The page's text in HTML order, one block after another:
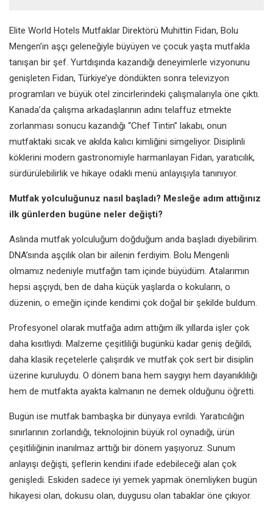
Elite World Hotels Mutfaklar Direktörü Muhittin Fidan, Bolu
Mengen’in aşçı geleneğiyle büyüyen ve çocuk yaşta mutfakla
tanışan bir şef. Yurtdışında kazandığı deneyimlerle vizyonunu
genişleten Fidan, Türkiye’ye döndükten sonra televizyon
programları ve büyük otel zincirlerindeki çalışmalarıyla öne çıktı.
Kanada’da çalışma arkadaşlarının adını telaffuz etmekte
zorlanması sonucu kazandığı “Chef Tintin” lakabı, onun
mutfaktaki sıcak ve akılda kalıcı kimliğini simgeliyor. Disiplinli
köklerini modern gastronomiyle harmanlayan Fidan, yaratıcılık,
sürdürülebilirlik ve hikaye odaklı menü anlayışıyla tanınıyor.
Mutfak yolculuğunuz nasıl başladı? Mesleğe adım attığınız
ilk günlerden bugüne neler değişti?
Aslında mutfak yolculuğum doğduğum anda başladı diyebilirim.
DNA’sında aşçılık olan bir ailenin ferdiyim. Bolu Mengenli
olmamız nedeniyle mutfağın tam içinde büyüdüm. Atalarımın
hepsi aşçıydı, ben de daha küçük yaşlarda o kokuların, o
düzenin, o emeğin içinde kendimi çok doğal bir şekilde buldum.
Profesyonel olarak mutfağa adım attığım ilk yıllarda işler çok
daha kısıtlıydı. Malzeme çeşitliliği bugünkü kadar geniş değildi,
daha klasik reçetelerle çalışırdık ve mutfak çok sert bir disiplin
üzerine kuruluydu. O dönem bana hem saygıyı hem dayanıklılığı
hem de mutfakta ayakta kalmanın ne demek olduğunu öğretti.
Bugün ise mutfak bambaşka bir dünyaya evrildi. Yaratıcılığın
sınırlarının zorlandığı, teknolojinin büyük rol oynadığı, ürün
çeşitliliğinin inanılmaz arttığı bir dönem yaşıyoruz. Sunum
anlayışı değişti, şeflerin kendini ifade edebileceği alan çok
genişledi. Eskiden sadece iyi yemek yapmak önemliyken bugün
hikayesi olan, dokusu olan, duygusu olan tabaklar öne çıkıyor.